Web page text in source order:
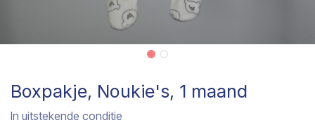
Boxpakje, Noukie's, 1 maand
In uitstekende conditie